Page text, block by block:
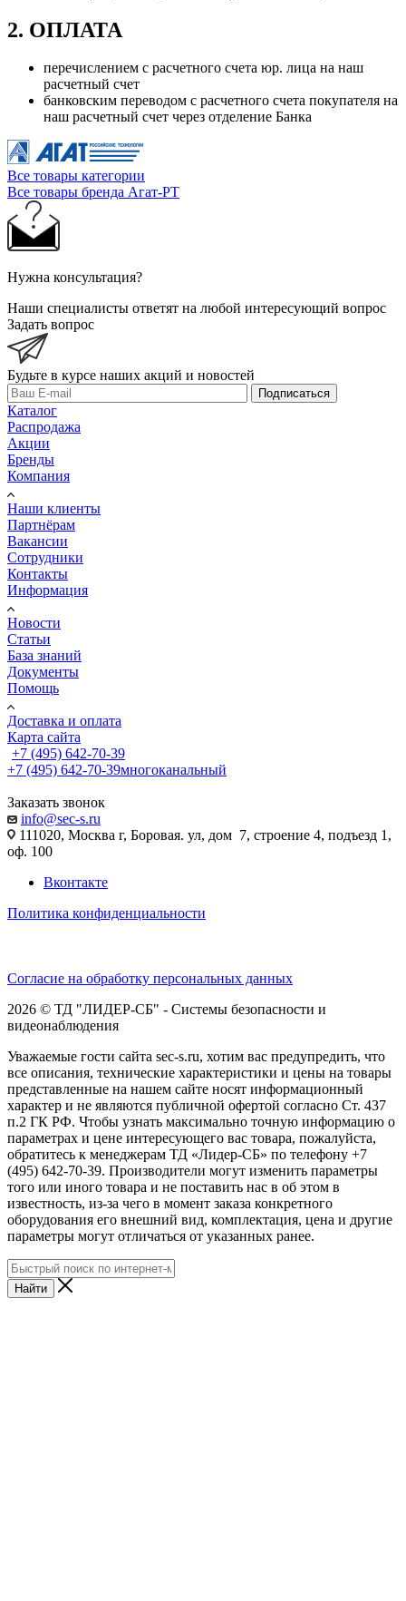
2. ОПЛАТА
перечислением с расчетного счета юр. лица на наш
расчетный счет
банковским переводом с расчетного счета покупателя на
наш расчетный счет через отделение Банка
Все товары категории
Все товары бренда Агат-РТ
Нужна консультация?
Наши специалисты ответят на любой интересующий вопрос
Задать вопрос
Будьте в курсе наших акций и новостей
Подписаться
Каталог
Распродажа
Акции
Бренды
Компания
Наши клиенты
Партнёрам
Вакансии
Сотрудники
Контакты
Информация
Новости
Статьи
База знаний
Документы
Помощь
Доставка и оплата
Карта сайта
+7 (495) 642-70-39
+7 (495) 642-70-39многоканальный
Заказать звонок
info@sec-s.ru
111020, Москва г, Боровая. ул, дом 7, строение 4, подъезд 1,
оф. 100
Вконтакте
Политика конфиденциальности
Согласие на обработку персональных данных
2026 © ТД "ЛИДЕР-СБ" - Системы безопасности и
видеонаблюдения
Уважаемые гости сайта sec-s.ru, хотим вас предупредить, что
все описания, технические характеристики и цены на товары
представленные на нашем сайте носят информационный
характер и не являются публичной офертой согласно Ст. 437
п.2 ГК РФ. Чтобы узнать максимально точную информацию о
параметрах и цене интересующего вас товара, пожалуйста,
обратитесь к менеджерам ТД «Лидер-СБ» по телефону +7
(495) 642-70-39. Производители могут изменить параметры
того или иного товара и не поставить нас в об этом в
известность, из-за чего в момент заказа конкретного
оборудования его внешний вид, комплектация, цена и другие
параметры могут отличаться от указанных ранее.
Найти